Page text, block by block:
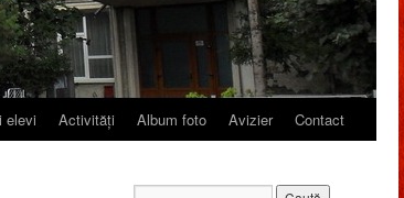
elevi Activităţi Album foto Avizier Contact